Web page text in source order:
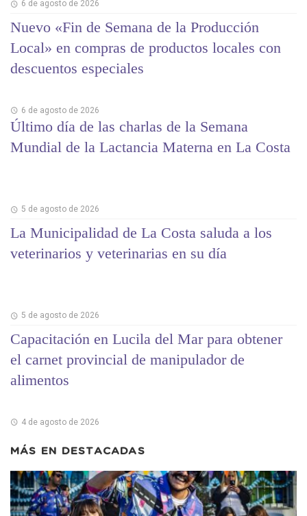
6 de agosto de 2026
Nuevo «Fin de Semana de la Producción
Local» en compras de productos locales con
descuentos especiales
6 de agosto de 2026
Último día de las charlas de la Semana
Mundial de la Lactancia Materna en La Costa
5 de agosto de 2026
La Municipalidad de La Costa saluda a los
veterinarios y veterinarias en su día
5 de agosto de 2026
Capacitación en Lucila del Mar para obtener
el carnet provincial de manipulador de
alimentos
4 de agosto de 2026
MÁS EN DESTACADAS